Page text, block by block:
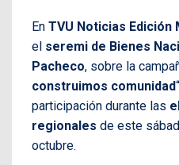
En TVU Noticias Edición
el seremi de Bienes
Pacheco, sobre la
construimos comunidad
participación durante las
regionales de este
octubre.